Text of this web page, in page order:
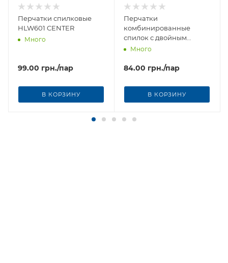
Перчатки спилковые
HLW601 CENTER
Много
99.00 грн./пар
В КОРЗИНУ
Перчатки
комбинированные
спилок с двойным
наладонником HLC865
Много
84.00 грн./пар
В КОРЗИНУ